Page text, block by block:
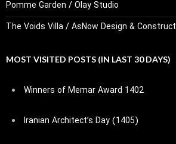
Pomme Garden / Olay Studio
The Voids Villa / AsNow Design & Construct
MOST VISITED POSTS (IN LAST 30 DAYS)
Winners of Memar Award 1402
Iranian Architect’s Day (1405)